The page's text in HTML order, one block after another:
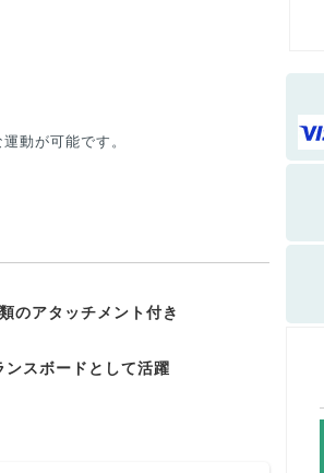
動が可能です。
のアタッチメント付き
ンスボードとして活躍